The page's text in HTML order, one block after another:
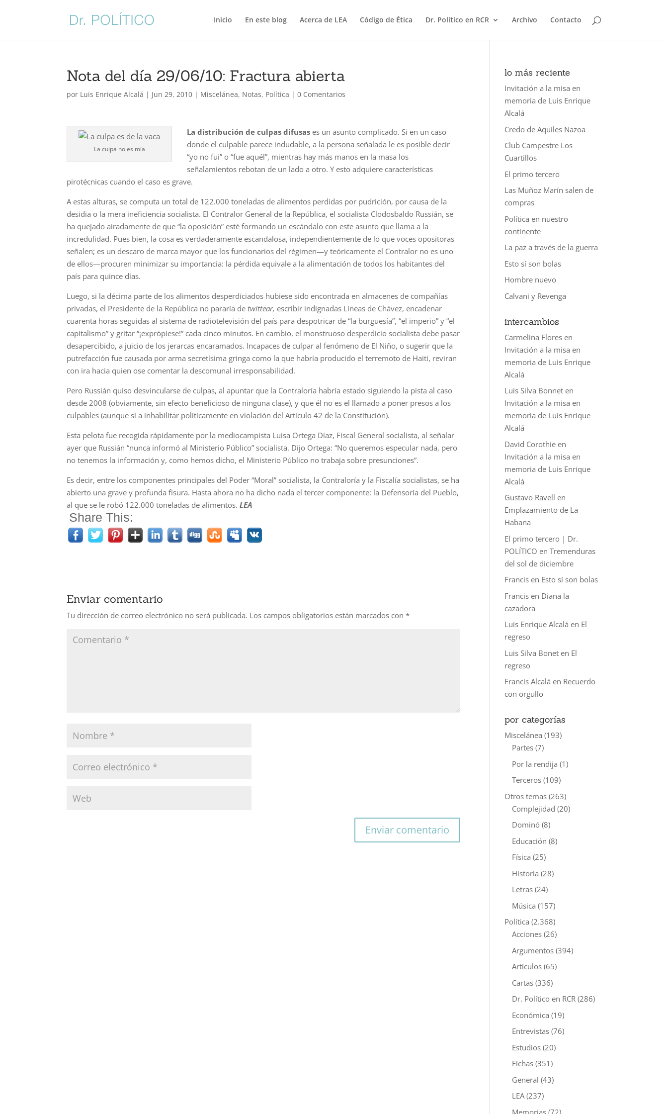
Inicio En este blog Acerca de LEA Código de Ética Dr. Político en RCR Archivo Contacto
Nota del día 29/06/10: Fractura abierta
por Luis Enrique Alcalá | Jun 29, 2010 | Miscelánea, Notas, Política |0 Comentarios
La culpa no es mía
La distribución de culpas difusas es un asunto complicado. Si en un caso
donde el culpable parece indudable, a la persona señalada le es posible decir
“yo no fui” o “fue aquél”, mientras hay más manos en la masa los
señalamientos rebotan de un lado a otro. Y esto adquiere características
pirotécnicas cuando el caso es grave.
A estas alturas, se computa un total de 122.000 toneladas de alimentos perdidas por pudrición, por causa de la
desidia o la mera ineficiencia socialista. El Contralor General de la República, el socialista Clodosbaldo Russián, se
ha quejado airadamente de que “la oposición” esté formando un escándalo con este asunto que llama a la
incredulidad. Pues bien, la cosa es verdaderamente escandalosa, independientemente de lo que voces opositoras
señalen; es un descaro de marca mayor que los funcionarios del régimen—y teóricamente el Contralor no es uno
de ellos—procuren minimizar su importancia: la pérdida equivale a la alimentación de todos los habitantes del
país para quince días.
Luego, si la décima parte de los alimentos desperdiciados hubiese sido encontrada en almacenes de compañías
privadas, el Presidente de la República no pararía detwittear, escribir indignadas Líneas de Chávez, encadenar
cuarenta horas seguidas al sistema de radiotelevisión del país para despotricar de “la burguesía”, “el imperio” y “el
capitalismo” y gritar “¡exprópiese!” cada cinco minutos. En cambio, el monstruoso desperdicio socialista debe pasar
desapercibido, a juicio de los jerarcas encaramados. Incapaces de culpar al fenómeno de El Niño, o sugerir que la
putrefacción fue causada por arma secretísima gringa como la que habría producido el terremoto de Haití, reviran
con ira hacia quien ose comentar la descomunal irresponsabilidad.
Pero Russián quiso desvincularse de culpas, al apuntar que la Contraloría habría estado siguiendo la pista al caso
desde 2008 (obviamente, sin efecto beneficioso de ninguna clase), y que él no es el llamado a poner presos a los
culpables (aunque sí a inhabilitar políticamente en violación del Artículo 42 de la Constitución).
Esta pelota fue recogida rápidamente por la mediocampista Luisa Ortega Díaz, Fiscal General socialista, al señalar
ayer que Russián “nunca informó al Ministerio Público” socialista. Dijo Ortega: “No queremos especular nada, pero
no tenemos la información y, como hemos dicho, el Ministerio Público no trabaja sobre presunciones”.
Es decir, entre los componentes principales del Poder “Moral” socialista, la Contraloría y la Fiscalía socialistas, se ha
abierto una grave y profunda fisura. Hasta ahora no ha dicho nada el tercer componente: la Defensoría del Pueblo,
al que se le robó 122.000 toneladas de alimentos.LEA
Share This:
Enviar comentario
Tu dirección de correo electrónico no será publicada. Los campos obligatorios están marcados con*
lo más reciente
Invitación a la misa en
memoria de Luis Enrique
Alcalá
Credo de Aquiles Nazoa
Club Campestre Los
Cuartillos
El primo tercero
Las Muñoz Marín salen de
compras
Política en nuestro
continente
La paz a través de la guerra
Esto sí son bolas
Hombre nuevo
Calvani y Revenga
intercambios
Carmelina Flores en
Invitación a la misa en
memoria de Luis Enrique
Alcalá
Luis Silva Bonnet en
Invitación a la misa en
memoria de Luis Enrique
Alcalá
David Corothie en
Invitación a la misa en
memoria de Luis Enrique
Alcalá
Gustavo Ravell en
Emplazamiento de La
Habana
El primo tercero | Dr.
POLÍTICO enTremenduras
del sol de diciembre
Francis en Esto sí son bolas
Francis en Diana la
cazadora
Luis Enrique Alcalá en El
regreso
Luis Silva Bonet en El
regreso
Francis Alcalá en Recuerdo
con orgullo
por categorías
Miscelánea (193)
Partes (7)
Por la rendija (1)
Terceros (109)
Otros temas (263)
Complejidad (20)
Dominó (8)
Educación (8)
Física (25)
Historia (28)
Letras (24)
Música (157)
Política (2.368)
Acciones (26)
Argumentos (394)
Artículos (65)
Cartas (336)
Dr. Político en RCR (286)
Económica (19)
Entrevistas (76)
Estudios (20)
Fichas (351)
General (43)
LEA(237)
Memorias (72)